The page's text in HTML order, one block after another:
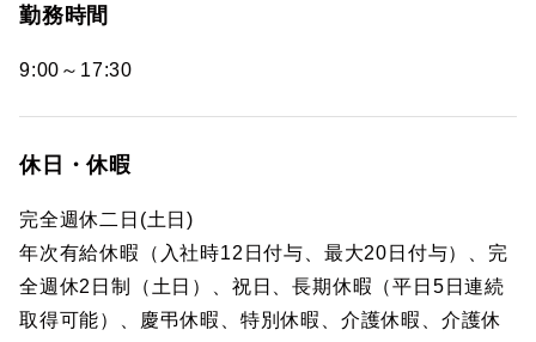
勤務時間
9:00～17:30
休日・休暇
完全週休二日(土日)
年次有給休暇（入社時12日付与、最大20日付与）、完
全週休2日制（土日）、祝日、長期休暇（平日5日連続
取得可能）、慶弔休暇、特別休暇、介護休暇、介護休